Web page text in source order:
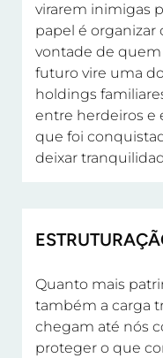
virarem inimigas
papel é organizar
vontade de
futuro vire uma
holdings
entre herdeiros e
que foi
deixar
Quanto mais
também a carga
chegam até nós
proteger o que